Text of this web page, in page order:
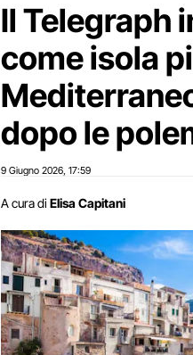
Il Telegraph
come isola
dopo le
9 Giugno 2026 17:59
A cura di Elisa Capitani